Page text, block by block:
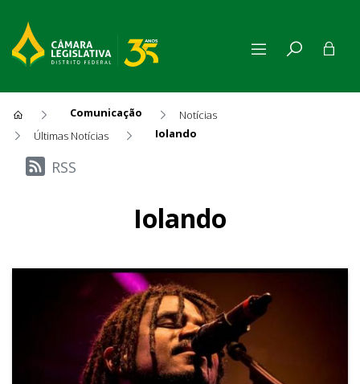
Comunicação
Notícias
Últimas Notícias
Iolando
Últimas Notícias
RSS
Iolando